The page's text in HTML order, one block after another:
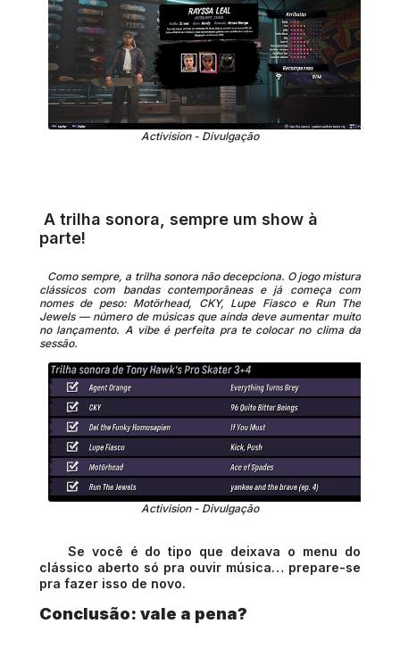
Activision - Divulgação
A trilha sonora, sempre um show à
parte!
Como sempre, a trilha sonora não decepciona. O jogo mistura
clássicos com bandas contemporâneas e já começa com
nomes de peso: Motörhead, CKY, Lupe Fiasco e Run The
Jewels — número de músicas que ainda deve aumentar muito
no lançamento. A vibe é perfeita pra te colocar no clima da
sessão.
Activision - Divulgação
Se você é do tipo que deixava o menu do
clássico aberto só pra ouvir música… prepare-se
pra fazer isso de novo.
Conclusão: vale a pena?